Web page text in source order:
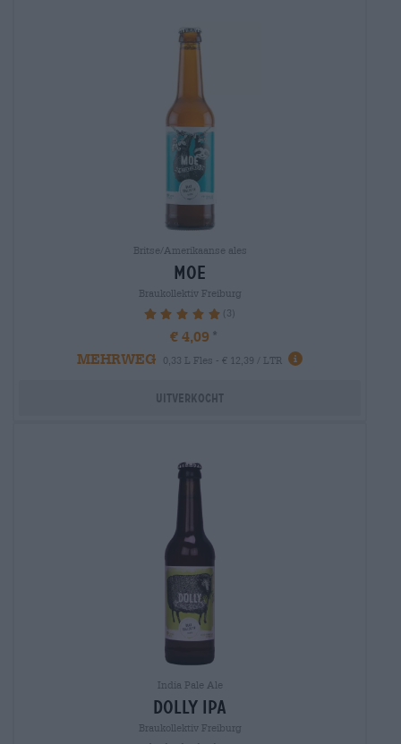
Britse/Amerikaanse ales
moe
Braukollektiv Freiburg
100% (3)
€ 4,09
MEHRWEG
0,33 L Fles - € 12,39 / LTR
Uitverkocht
India Pale Ale
dolly ipa
Braukollektiv Freiburg